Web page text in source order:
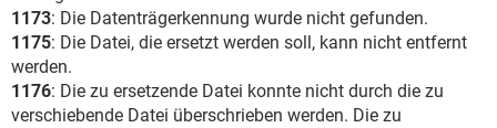
1173: Die Datenträgerkennung wurde nicht gefunden.
1175: Die Datei, die ersetzt werden soll, kann nicht entfernt
werden.
1176: Die zu ersetzende Datei konnte nicht durch die zu
verschiebende Datei überschrieben werden. Die zu